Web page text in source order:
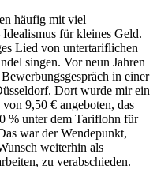
häufig mit viel –
für kleines Geld.
Lied von untertariflichen
singen. Vor neun Jahren
in einer
Dort wurde mir ein
9,50 € angeboten, das
% unter dem Tariflohn für
war der Wendepunkt,
weiterhin als
zu verabschieden.